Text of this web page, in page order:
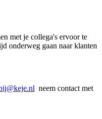
met je collega's ervoor te
onderweg gaan naar klanten
neem contact met